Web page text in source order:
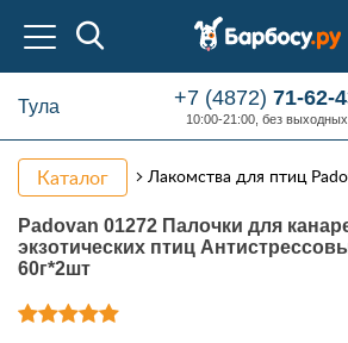
Тула +7 (4872)71-62-
10:00-21:00, без выходных
Каталог Лакомства для птиц
Padovan 01272 Палочки для
экзотических птиц
60г*2шт